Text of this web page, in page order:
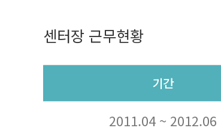
센터장 근무현황
기간
2011.04 ~ 2012.06